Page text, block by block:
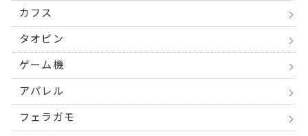
カフス
タオピン
ゲーム機
アパレル
フェラガモ